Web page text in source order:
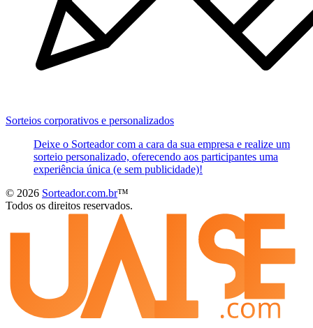
Sorteios corporativos e personalizados
Deixe o Sorteador com a cara da sua empresa e realize um
sorteio personalizado, oferecendo aos participantes uma
experiência única (e sem publicidade)!
© 2026 Sorteador.com.br™
Todos os direitos reservados.